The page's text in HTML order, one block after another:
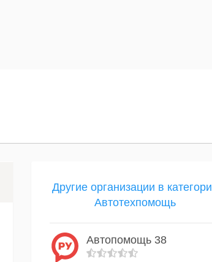
Другие организации в
Автотехпомощь
Автопомощь 38